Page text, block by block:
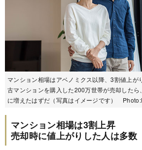
マンション相場はアベノミクス以降、3割値上が
古マンションを購入した200万世帯が売却した
に増えたはずだ（写真はイメージです）
マンション相場は3割上昇
売却時に値上がりした人は多数